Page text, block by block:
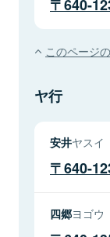
640-
このページ
ヤ行
安井ヤスイ
640-
四郷ヨゴウ